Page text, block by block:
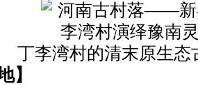
丁李湾村的清末原生态
】